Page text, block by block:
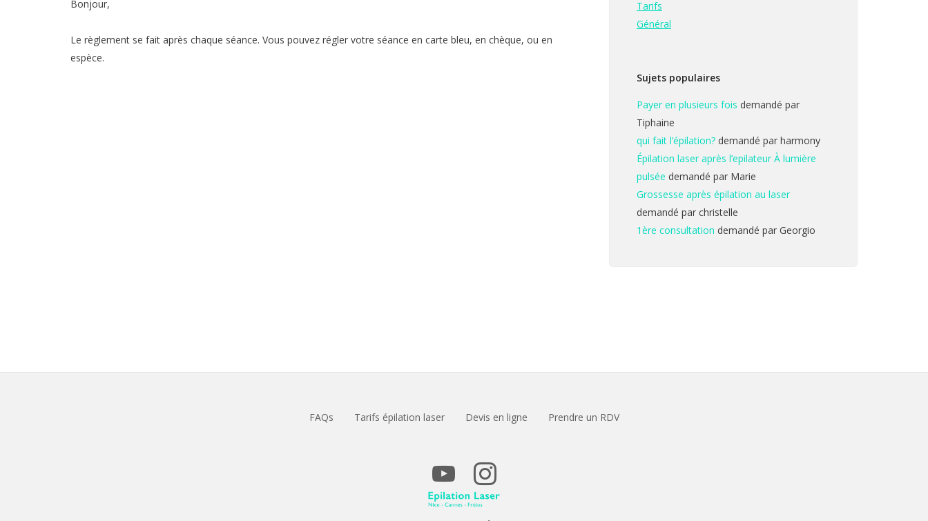
Bonjour,
Le règlement se fait après chaque séance. Vous pouvez régler votre séance en carte bleu, en chèque, ou en
espèce.
Tarifs
Général
Sujets populaires
Payer en plusieurs fois demandé par
Tiphaine
qui fait l’épilation? demandé par harmony
Épilation laser après l’epilateur À lumière
pulsée demandé par Marie
Grossesse après épilation au laser
demandé par christelle
1ère consultation demandé par Georgio
FAQs Tarifs épilation laser Devis en ligne Prendre un RDV